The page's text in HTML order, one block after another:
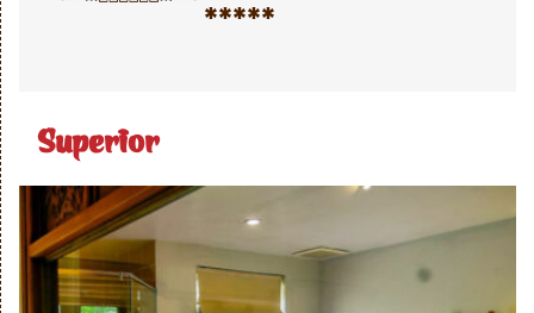
*****
Superior